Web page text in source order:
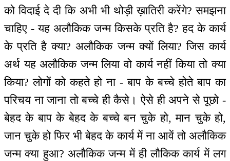
को विदाई दे दी कि अभी भी थोड़ी ख़ातिरी करेंगे? समझना
चाहिए - यह अलौकिक जन्म किसके प्रति है? हद के कार्य
के प्रति है क्या? अलौकिक जन्म क्यों लिया? जिस कार्य
अर्थ यह अलौकिक जन्म लिया वो कार्य नहीं किया तो क्या
किया? लोगों को कहते हो ना - बाप के बच्चे होते बाप का
परिचय ना जाना तो बच्चे ही कैसे। ऐसे ही अपने से पूछो -
बेहद के बाप के बेहद के बच्चे बन चुके हो, मान चुके हो,
जान चुके हो फिर भी बेहद के कार्य में ना आवें तो अलौकिक
जन्म क्या हुआ? अलौकिक जन्म में ही लौकिक कार्य में लग